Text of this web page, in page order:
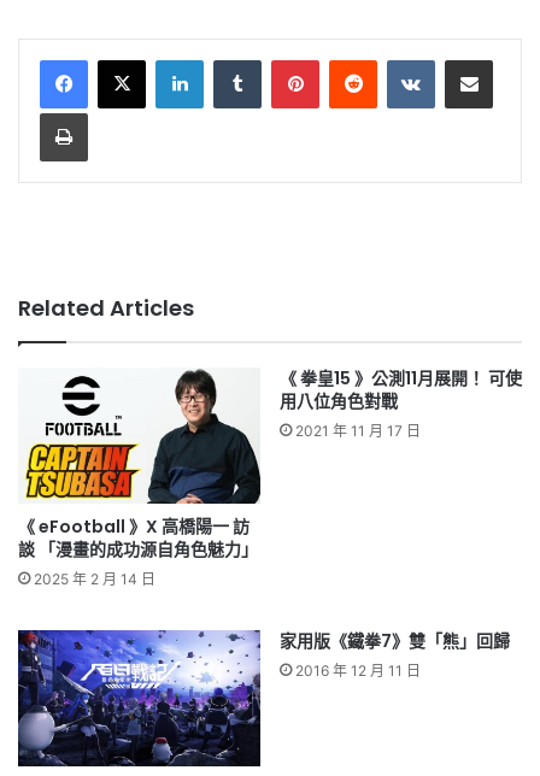
LinkedInTumblr PinterestReddit VKontakteShare via Email
Print
Related Articles
《 eFootball 》X 高橋陽一 訪
談 「漫畫的成功源自角色魅力」
2025 年 2 月 14 日
《 拳皇15 》公測11月展開！ 可使
用八位角色對戰
2021 年 11 月 17 日
家用版《鐵拳7》雙「熊」回歸
2016 年 12 月 11 日